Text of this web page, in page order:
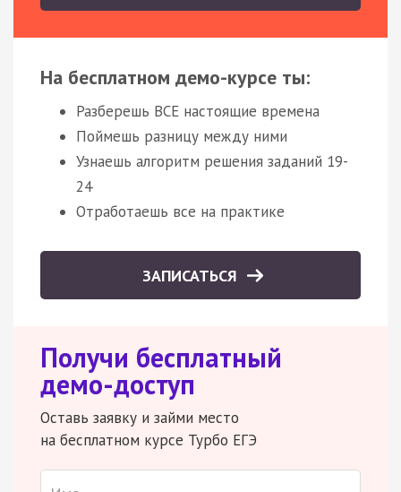
На бесплатном демо-курсе ты:
Разберешь ВСЕ настоящие времена
Поймешь разницу между ними
Узнаешь алгоритм решения заданий 19-
24
Отработаешь все на практике
ЗАПИСАТЬСЯ
Получи бесплатный
демо-доступ
Оставь заявку и займи место
на бесплатном курсе Турбо ЕГЭ